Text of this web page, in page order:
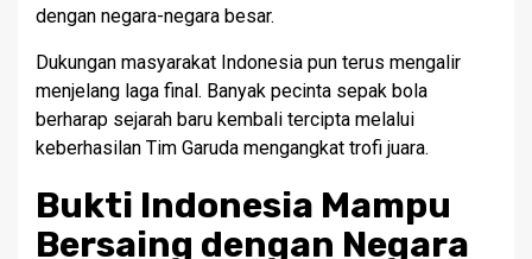
dengan negara-negara besar.
Dukungan masyarakat Indonesia pun terus mengalir
menjelang laga final. Banyak pecinta sepak bola
berharap sejarah baru kembali tercipta melalui
keberhasilan Tim Garuda mengangkat trofi juara.
Bukti Indonesia Mampu
Bersaing dengan Negara